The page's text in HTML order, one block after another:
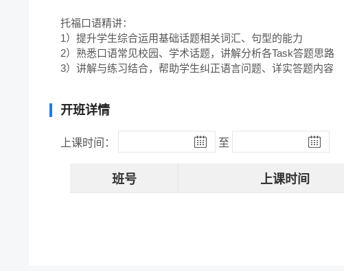
托福口语精讲：
1）提升学生综合运用基础话题相关词汇、句型的能力
2）熟悉口语常见校园、学术话题，讲解分析各Task答题思路
3）讲解与练习结合，帮助学生纠正语言问题、详实答题内容
开班详情
上课时间： 至
班号 上课时间